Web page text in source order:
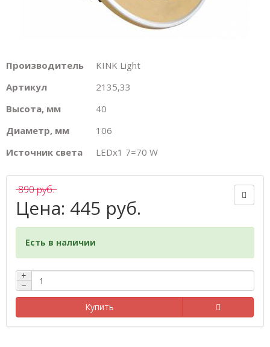
Производитель
KINK Light
Артикул
2135,33
Высота, мм
40
Диаметр, мм
106
Источник света
LEDх1 7=70 W
890 руб.
Цена: 445 руб.
Есть в наличии
+
−
Купить